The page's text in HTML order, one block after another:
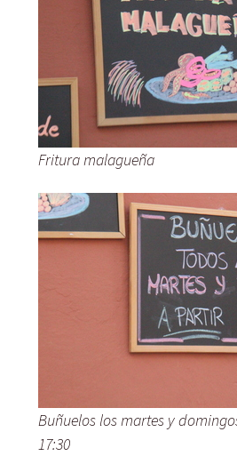
Fritura malagueña
Buñuelos los martes y
17:30